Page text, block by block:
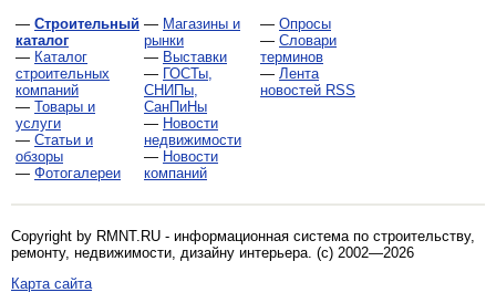
— Строительный
каталог
— Каталог
строительных
компаний
— Товары и
услуги
— Статьи и
обзоры
— Фотогалереи
— Магазины и
рынки
— Выставки
— ГОСТы,
СНИПы,
СанПиНы
— Новости
недвижимости
— Новости
компаний
— Опросы
— Словари
терминов
— Лента
новостей RSS
Copyright by RMNT.RU - информационная система по строительству,
ремонту, недвижимости, дизайну интерьера. (c) 2002—2026
Карта сайта